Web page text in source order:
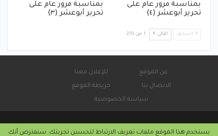
بمناسبة مرور عام على
تحرير أبوعشر (٤)
بمناسبة مرور عام على
تحرير أبوعشر (٣)
السابق التالي 1 من 270
عن الموقع
للإعلان معنا
الاتصال بنا
خريطة الموقع
سياسة الخصوصية
يستخدم هذا الموقع ملفات تعريف الارتباط لتحسين تجربتك. سنفترض أنك